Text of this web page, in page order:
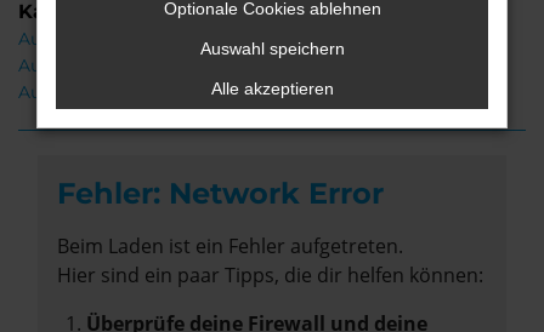
Kategorie
Audi A6 Syke
Audi A6 Gebrauchtwagen Syke
Audi A6 Neuwagen Syke
Fehler: Network Error
Beim Laden ist ein Fehler aufgetreten.
Hier sind ein paar Tipps, die dir helfen können:
Überprüfe deine Firewall und deine
Optionale Cookies ablehnen
Auswahl speichern
Alle akzeptieren